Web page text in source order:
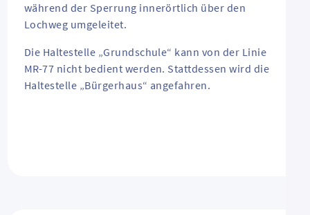
während der Sperrung innerörtlich über den
Lochweg umgeleitet.
Die Haltestelle „Grundschule“ kann von der Linie
MR-77 nicht bedient werden. Stattdessen wird die
Haltestelle „Bürgerhaus“ angefahren.